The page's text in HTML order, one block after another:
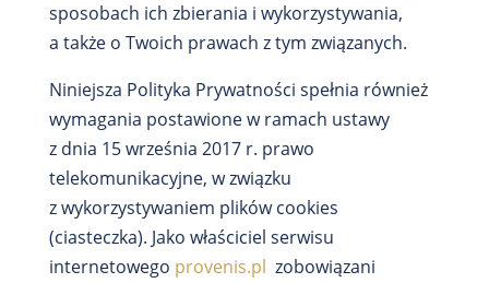
sposobach ich zbierania i wykorzystywania,
a także o Twoich prawach z tym związanych.
Niniejsza Polityka Prywatności spełnia również
wymagania postawione w ramach ustawy
z dnia 15 września 2017 r. prawo
telekomunikacyjne, w związku
z wykorzystywaniem plików cookies
(ciasteczka). Jako właściciel serwisu
internetowego provenis.pl zobowiązani